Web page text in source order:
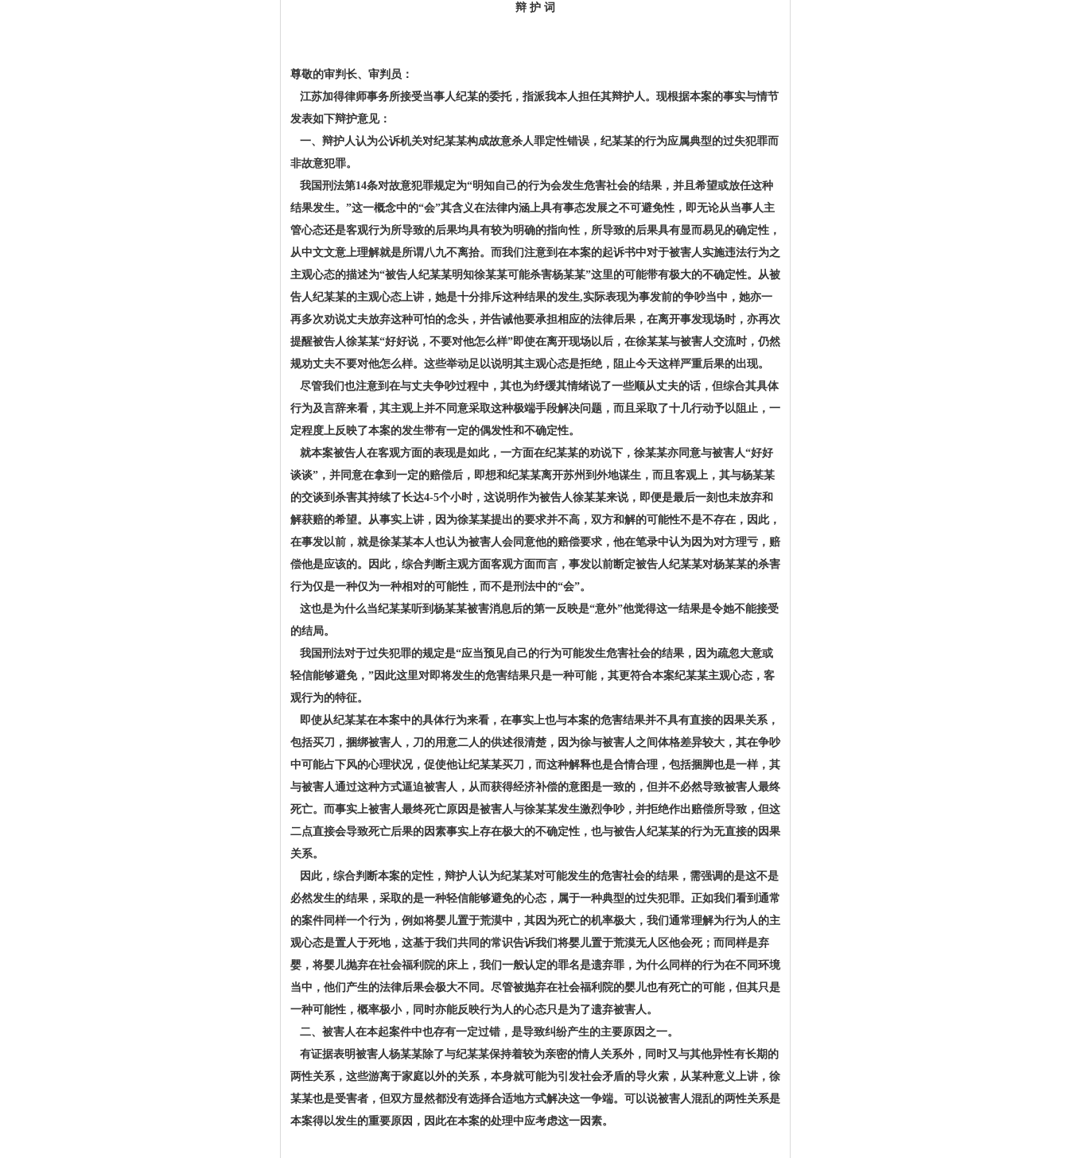
辩 护 词
尊敬的审判长、审判员：
江苏加得律师事务所接受当事人纪某的委托，指派我本人担任其辩护人。现根据本案的事实与情节
发表如下辩护意见：
一、辩护人认为公诉机关对纪某某构成故意杀人罪定性错误，纪某某的行为应属典型的过失犯罪而
非故意犯罪。
我国刑法第14条对故意犯罪规定为“明知自己的行为会发生危害社会的结果，并且希望或放任这种
结果发生。”这一概念中的“会”其含义在法律内涵上具有事态发展之不可避免性，即无论从当事人主
管心态还是客观行为所导致的后果均具有较为明确的指向性，所导致的后果具有显而易见的确定性，
从中文文意上理解就是所谓八九不离拾。而我们注意到在本案的起诉书中对于被害人实施违法行为之
主观心态的描述为“被告人纪某某明知徐某某可能杀害杨某某”这里的可能带有极大的不确定性。从被
告人纪某某的主观心态上讲，她是十分排斥这种结果的发生,实际表现为事发前的争吵当中，她亦一
再多次劝说丈夫放弃这种可怕的念头，并告诫他要承担相应的法律后果，在离开事发现场时，亦再次
提醒被告人徐某某“好好说，不要对他怎么样”即使在离开现场以后，在徐某某与被害人交流时，仍然
规劝丈夫不要对他怎么样。这些举动足以说明其主观心态是拒绝，阻止今天这样严重后果的出现。
尽管我们也注意到在与丈夫争吵过程中，其也为纾缓其情绪说了一些顺从丈夫的话，但综合其具体
行为及言辞来看，其主观上并不同意采取这种极端手段解决问题，而且采取了十几行动予以阻止，一
定程度上反映了本案的发生带有一定的偶发性和不确定性。
就本案被告人在客观方面的表现是如此，一方面在纪某某的劝说下，徐某某亦同意与被害人“好好
谈谈”，并同意在拿到一定的赔偿后，即想和纪某某离开苏州到外地谋生，而且客观上，其与杨某某
的交谈到杀害其持续了长达4-5个小时，这说明作为被告人徐某某来说，即便是最后一刻也未放弃和
解获赔的希望。从事实上讲，因为徐某某提出的要求并不高，双方和解的可能性不是不存在，因此，
在事发以前，就是徐某某本人也认为被害人会同意他的赔偿要求，他在笔录中认为因为对方理亏，赔
偿他是应该的。因此，综合判断主观方面客观方面而言，事发以前断定被告人纪某某对杨某某的杀害
行为仅是一种仅为一种相对的可能性，而不是刑法中的“会”。
这也是为什么当纪某某听到杨某某被害消息后的第一反映是“意外”他觉得这一结果是令她不能接受
的结局。
我国刑法对于过失犯罪的规定是“应当预见自己的行为可能发生危害社会的结果，因为疏忽大意或
轻信能够避免，”因此这里对即将发生的危害结果只是一种可能，其更符合本案纪某某主观心态，客
观行为的特征。
即使从纪某某在本案中的具体行为来看，在事实上也与本案的危害结果并不具有直接的因果关系，
包括买刀，捆绑被害人，刀的用意二人的供述很清楚，因为徐与被害人之间体格差异较大，其在争吵
中可能占下风的心理状况，促使他让纪某某买刀，而这种解释也是合情合理，包括捆脚也是一样，其
与被害人通过这种方式逼迫被害人，从而获得经济补偿的意图是一致的，但并不必然导致被害人最终
死亡。而事实上被害人最终死亡原因是被害人与徐某某发生激烈争吵，并拒绝作出赔偿所导致，但这
二点直接会导致死亡后果的因素事实上存在极大的不确定性，也与被告人纪某某的行为无直接的因果
关系。
因此，综合判断本案的定性，辩护人认为纪某某对可能发生的危害社会的结果，需强调的是这不是
必然发生的结果，采取的是一种轻信能够避免的心态，属于一种典型的过失犯罪。正如我们看到通常
的案件同样一个行为，例如将婴儿置于荒漠中，其因为死亡的机率极大，我们通常理解为行为人的主
观心态是置人于死地，这基于我们共同的常识告诉我们将婴儿置于荒漠无人区他会死；而同样是弃
婴，将婴儿抛弃在社会福利院的床上，我们一般认定的罪名是遗弃罪，为什么同样的行为在不同环境
当中，他们产生的法律后果会极大不同。尽管被抛弃在社会福利院的婴儿也有死亡的可能，但其只是
一种可能性，概率极小，同时亦能反映行为人的心态只是为了遗弃被害人。
二、被害人在本起案件中也存有一定过错，是导致纠纷产生的主要原因之一。
有证据表明被害人杨某某除了与纪某某保持着较为亲密的情人关系外，同时又与其他异性有长期的
两性关系，这些游离于家庭以外的关系，本身就可能为引发社会矛盾的导火索，从某种意义上讲，徐
某某也是受害者，但双方显然都没有选择合适地方式解决这一争端。可以说被害人混乱的两性关系是
本案得以发生的重要原因，因此在本案的处理中应考虑这一因素。